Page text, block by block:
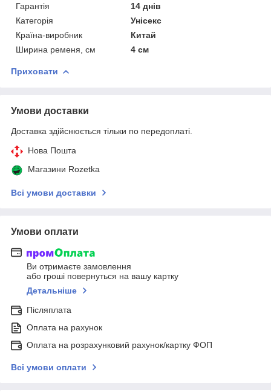
Гарантія
14 днів
Категорія
Унісекс
Країна-виробник
Китай
Ширина ременя, см
4 см
Приховати
Умови доставки
Доставка здійснюється тільки по передоплаті.
Нова Пошта
Магазини Rozetka
Всі умови доставки
Умови оплати
Ви отримаєте замовлення
або гроші повернуться на вашу картку
Детальніше
Післяплата
Оплата на рахунок
Оплата на розрахунковий рахунок/картку ФОП
Всі умови оплати